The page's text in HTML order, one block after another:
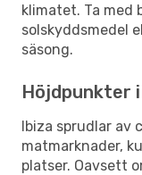
klimatet. Ta med
solskyddsmedel
säsong.
Höjdpunkter
Ibiza sprudlar av
matmarknader,
platser. Oavsett